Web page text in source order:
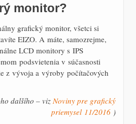
monitor?
grafický monitor, všetci si
EIZO. A máte, samozrejme,
LCD monitory s IPS
podsvietenia v súčasnosti
z vývoja a výroby počítačových
dalšího – vizNoviny pre grafický
priemysel 11/2016 )